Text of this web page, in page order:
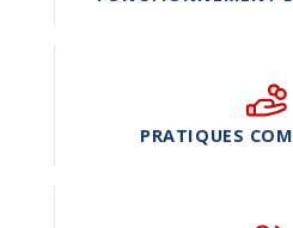
PRATIQUES